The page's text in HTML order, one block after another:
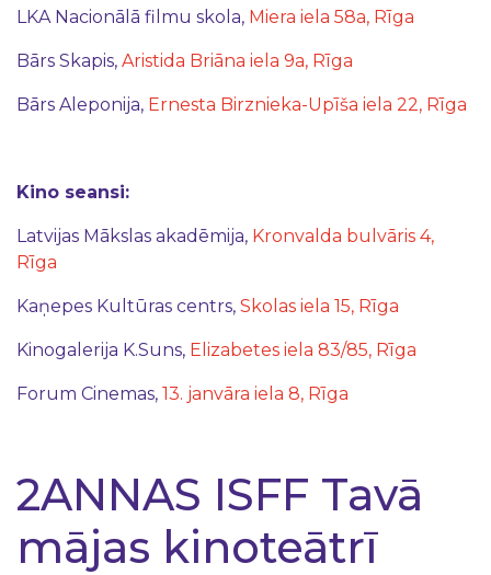
LKA Nacionālā filmu skola, Miera iela 58a, Rīga
Bārs Skapis, Aristida Briāna iela 9a, Rīga
Bārs Aleponija, Ernesta Birznieka-Upīša iela 22, Rīga
Kino seansi:
Latvijas Mākslas akadēmija, Kronvalda bulvāris 4,
Rīga
Kaņepes Kultūras centrs, Skolas iela 15, Rīga
Kinogalerija K.Suns, Elizabetes iela 83/85, Rīga
Forum Cinemas, 13. janvāra iela 8, Rīga
2ANNAS ISFF Tavā
mājas kinoteātrī